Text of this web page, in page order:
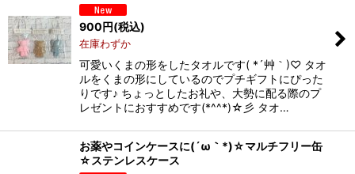
900円(税込)
在庫わずか
可愛いくまの形をしたタオルです( *´艸｀)♡ タオ
ルをくまの形にしているのでプチギフトにぴった
りです♪ ちょっとしたお礼や、大勢に配る際のプ
レゼントにおすすめです(*^^*)☆彡 タオ…
お薬やコインケースに(´ω｀*)☆マルチフリー缶
☆ステンレスケース